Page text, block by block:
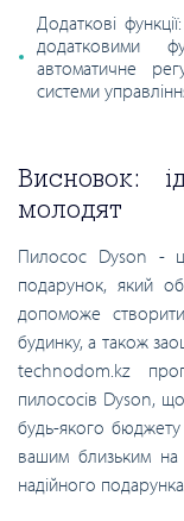
Додаткові
додатковими
автоматичне
системи
Висновок:
молодят
Пилосос Dyson -
подарунок, який
допоможе
будинку, а також
technodom.kz
пилососів Dyson,
будь-якого
вашим близьким на
надійного